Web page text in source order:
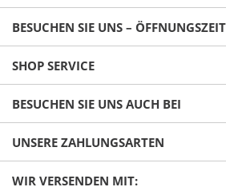
verstanden und stimme zu. *
Senden
BESUCHEN SIE UNS –
SHOP SERVICE
BESUCHEN SIE UNS AUCH BEI
UNSERE ZAHLUNGSARTEN
WIR VERSENDEN MIT: